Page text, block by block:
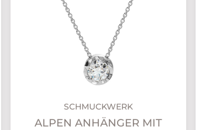
SCHMUCKWERK
ALPEN ANHÄNGER MIT